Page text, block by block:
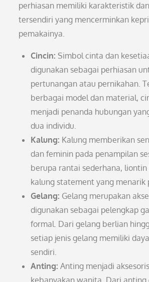
perhiasan memiliki karakteristik
tersendiri yang mencerminkan
pemakainya.
Cincin: Simbol cinta dan
digunakan sebagai perhiasan
pertunangan atau pernikahan.
berbagai model dan material,
menjadi penanda hubungan
dua individu.
Kalung: Kalung memberikan
dan feminin pada penampilan
berupa rantai sederhana,
kalung statement yang menarik
Gelang: Gelang merupakan
digunakan sebagai pelengkap
formal. Dari gelang berlian
setiap jenis gelang memiliki
sendiri.
Anting: Anting menjadi
kebanyakan wanita. Dari anting